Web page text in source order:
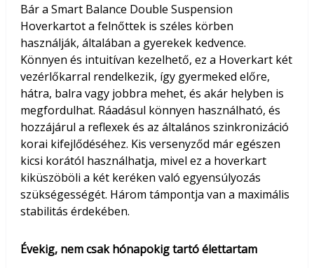
Bár a Smart Balance Double Suspension
Hoverkartot a felnőttek is széles körben
használják, általában a gyerekek kedvence.
Könnyen és intuitívan kezelhető, ez a Hoverkart két
vezérlőkarral rendelkezik, így gyermeked előre,
hátra, balra vagy jobbra mehet, és akár helyben is
megfordulhat. Ráadásul könnyen használható, és
hozzájárul a reflexek és az általános szinkronizáció
korai kifejlődéséhez. Kis versenyződ már egészen
kicsi korától használhatja, mivel ez a hoverkart
kiküszöböli a két keréken való egyensúlyozás
szükségességét. Három támpontja van a maximális
stabilitás érdekében.
Évekig, nem csak hónapokig tartó élettartam